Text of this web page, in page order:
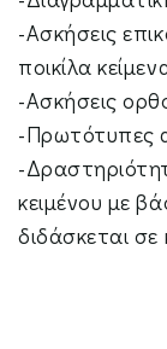
-Ασκήσεις
ποικίλα
-Ασκήσεις
-Πρωτότυπες
-
κειμένου με
διδάσκεται σε